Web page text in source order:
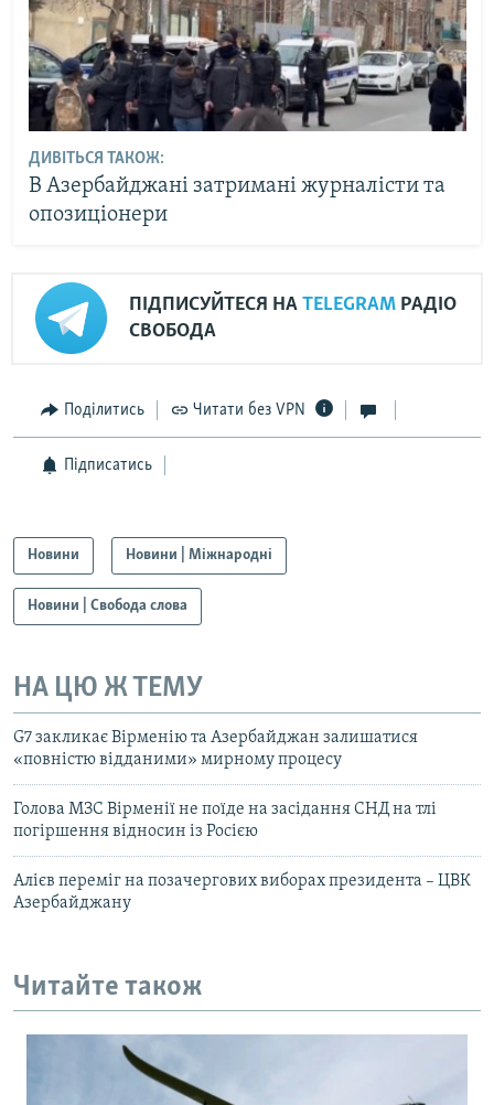
ДИВІТЬСЯ ТАКОЖ:
В Азербайджані затримані журналісти та
опозиціонери
ПІДПИСУЙТЕСЯ НА TELEGRAM РАДІО
СВОБОДА
Поділитись Читати без VPN
Підписатись
Новини Новини | Міжнародні
Новини | Свобода слова
НА ЦЮ Ж ТЕМУ
G7 закликає Вірменію та Азербайджан залишатися
«повністю відданими» мирному процесу
Голова МЗС Вірменії не поїде на засідання СНД на тлі
погіршення відносин із Росією
Алієв переміг на позачергових виборах президента – ЦВК
Азербайджану
Читайте також